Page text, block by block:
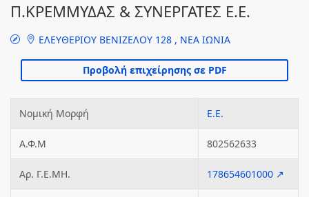
Π.ΚΡΕΜΜΥΔΑΣ & ΣΥΝΕΡΓΑΤΕΣ Ε.Ε.
ΕΛΕΥΘΕΡΙΟΥ ΒΕΝΙΖΕΛΟΥ 128 , ΝΕΑ ΙΩΝΙΑ
Νομική Μορφή Ε.Ε.
Α.Φ.Μ 802562633
Αρ. Γ.Ε.ΜΗ. 178654601000 ↗